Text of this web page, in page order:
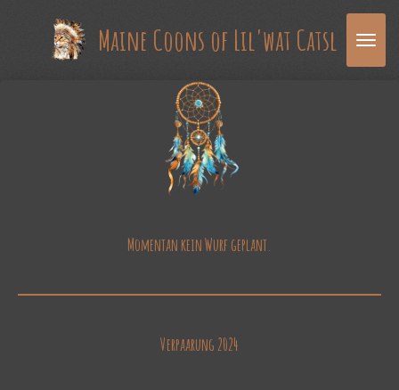
Hauptinhalt
springen
Maine Coons of Lil'wat Catsl
Momentan kein Wurf geplant.
Verpaarung 2024